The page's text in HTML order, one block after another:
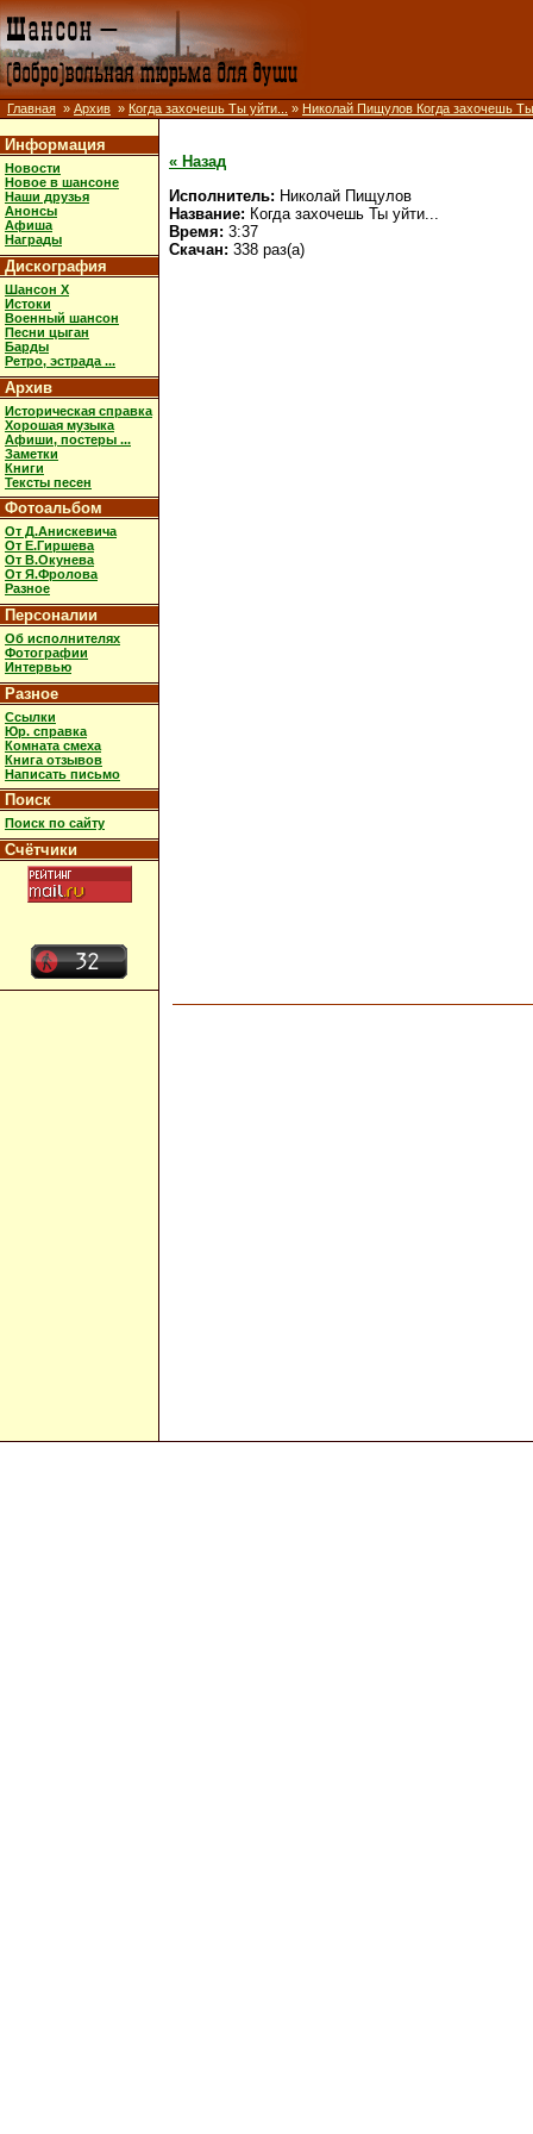
Главная » Архив » Когда захочешь Ты уйти... » Николай Пищулов Когда захочешь
Информация
Новости
Новое в шансоне
Наши друзья
Анонсы
Афиша
Награды
Дискография
Шансон X
Истоки
Военный шансон
Песни цыган
Барды
Ретро, эстрада ...
Архив
Историческая справка
Хорошая музыка
Афиши, постеры ...
Заметки
Книги
Тексты песен
Фотоальбом
От Д.Анискевича
От Е.Гиршева
От В.Окунева
От Я.Фролова
Разное
Персоналии
Об исполнителях
Фотографии
Интервью
Разное
Ссылки
Юр. справка
Комната смеха
Книга отзывов
Написать письмо
Поиск
Поиск по сайту
Счётчики
« Назад
Исполнитель: Николай Пищулов
Название: Когда захочешь Ты уйти...
Время: 3:37
Скачан: 338 раз(а)